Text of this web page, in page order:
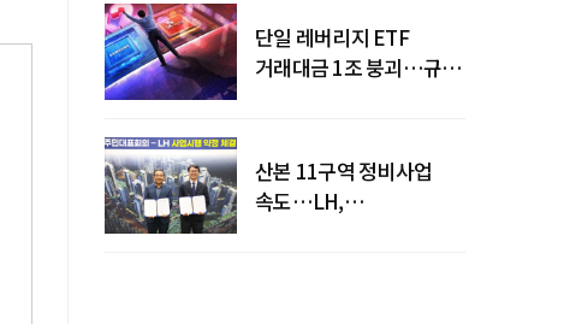
단일 레버리지 ETF
거래대금 1조 붕괴…규제
산본 11구역 정비사업
속도…LH,